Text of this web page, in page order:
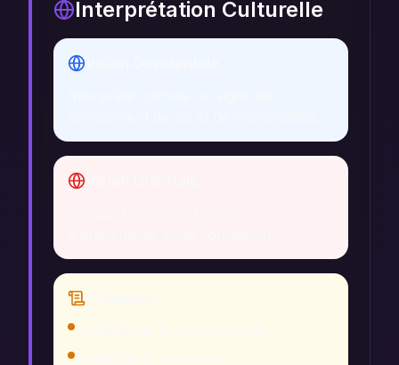
Interprétation Culturelle